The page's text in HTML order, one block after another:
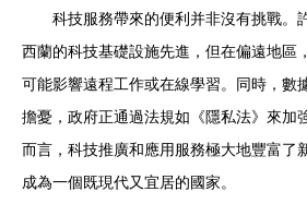
科技服務帶來的便利并非沒有挑戰。
西蘭的科技基礎設施先進，但在偏遠地區
可能影響遠程工作或在線學習。同時，數
擔憂，政府正通過法規如《隱私法》來加
而言，科技推廣和應用服務極大地豐富了
成為一個既現代又宜居的國家。